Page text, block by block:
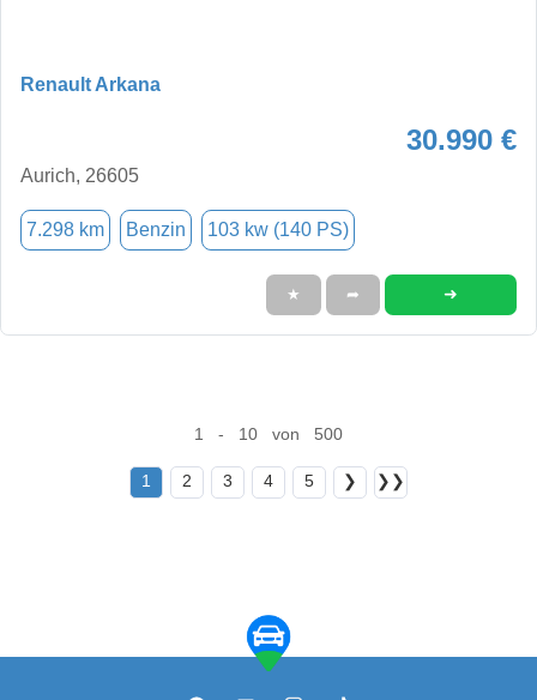
Renault Arkana
30.990 €
Aurich, 26605
7.298 km Benzin 103 kw (140 PS)
★ ➦ ➜
1 - 10 von 500
1 2 3 4 5 ❯ ❯❯